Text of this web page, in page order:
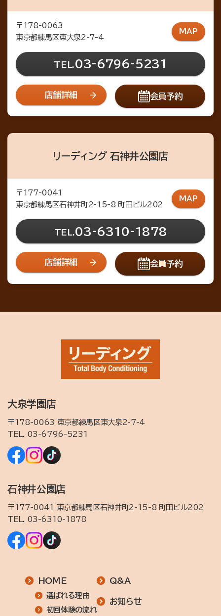
〒178-0063
東京都練馬区東大泉2-7-4
MAP
TEL.03-6796-5231
店舗詳細 会員予約
リーディング 石神井公園店
〒177-0041
東京都練馬区石神井町2-15-8 町田ビル202
MAP
TEL.03-6310-1878
店舗詳細 会員予約
大泉学園店
〒178-0063 東京都練馬区東大泉2-7-4
TEL. 03-6796-5231
石神井公園店
〒177-0041 東京都練馬区石神井町2-15-8 町田ビル202
TEL. 03-6310-1878
HOME
選ばれる理由
初回体験の流れ
Q&A
お知らせ